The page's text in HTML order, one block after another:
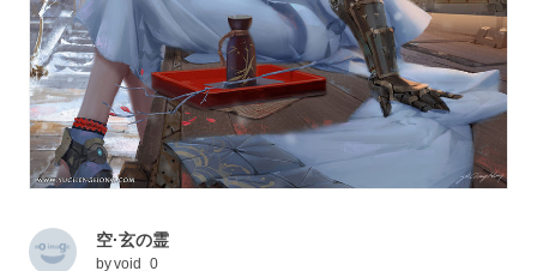
空·玄の霊
byvoid_0